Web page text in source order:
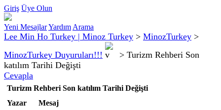
Giriş Üye Olun
Yeni MesajlarYardım Arama
Lee Min Ho Turkey | Minoz Turkey > MinozTurkey >
MinozTurkey Duyuruları!!!
> Turizm Rehberi Son
katılım Tarihi Değişti
Cevapla
Turizm Rehberi Son katılım Tarihi Değişti
Yazar
Mesaj